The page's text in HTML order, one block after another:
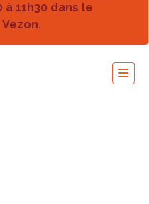
à 11h30 dans le